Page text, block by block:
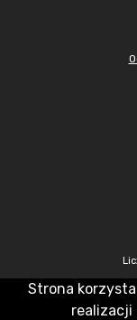
Strona
realizacji